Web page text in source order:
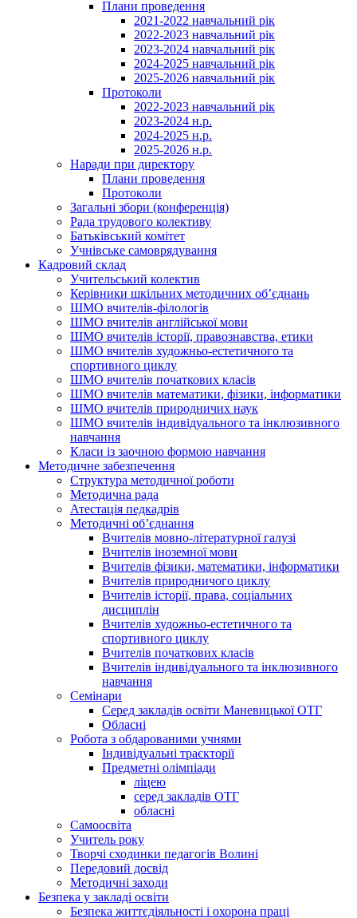
Плани проведення
2021-2022 навчальний рік
2022-2023 навчальний рік
2023-2024 навчальний рік
2024-2025 навчальний рік
2025-2026 навчальний рік
Протоколи
2022-2023 навчальний рік
2023-2024 н.р.
2024-2025 н.р.
2025-2026 н.р.
Наради при директору
Плани проведення
Протоколи
Загальні збори (конференція)
Рада трудового колективу
Батьківський комітет
Учнівське самоврядування
Кадровий склад
Учительський колектив
Керівники шкільних методичних об’єднань
ШМО вчителів-філологів
ШМО вчителів англійської мови
ШМО вчителів історії, правознавства, етики
ШМО вчителів художньо-естетичного та
спортивного циклу
ШМО вчителів початкових класів
ШМО вчителів математики, фізики, інформатики
ШМО вчителів природничих наук
ШМО вчителів індивідуального та інклюзивного
навчання
Класи із заочною формою навчання
Методичне забезпечення
Структура методичної роботи
Методична рада
Атестація педкадрів
Методичні об’єднання
Вчителів мовно-літературної галузі
Вчителів іноземної мови
Вчителів фізики, математики, інформатики
Вчителів природничого циклу
Вчителів історії, права, соціальних
дисциплін
Вчителів художньо-естетичного та
спортивного циклу
Вчителів початкових класів
Вчителів індивідуального та інклюзивного
навчання
Семінари
Серед закладів освіти Маневицької ОТГ
Обласні
Робота з обдарованими учнями
Індивідуальні траєкторії
Предметні олімпіади
ліцею
серед закладів ОТГ
обласні
Самоосвіта
Учитель року
Творчі сходинки педагогів Волині
Передовий досвід
Методичні заходи
Безпека у закладі освіти
Безпека життєдіяльності і охорона праці